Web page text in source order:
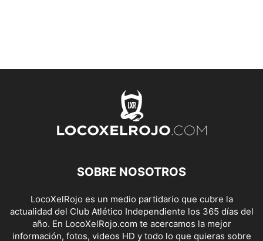
SOBRE NOSOTROS
LocoXelRojo es un medio partidario que cubre la
actualidad del Club Atlético Independiente los 365 días del
año. En LocoXelRojo.com te acercamos la mejor
información, fotos, videos HD y todo lo que quieras sobre